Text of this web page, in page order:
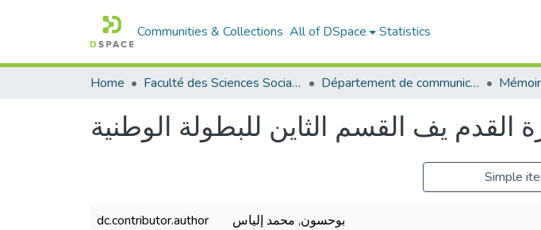
Communities & Collections All of DSpace Statistics
Home Faculté des Sciences Sociales Département de communication
القدم يف القسم الثاين للبطولة الوطنية
Simple
dc.contributor.author
بوحسون, محمد إلياس